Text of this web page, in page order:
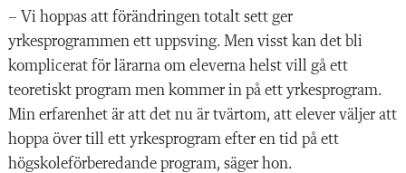
– Vi hoppas att förändringen totalt sett ger
yrkesprogrammen ett uppsving. Men visst kan det bli
komplicerat för lärarna om eleverna helst vill gå ett
teoretiskt program men kommer in på ett yrkesprogram.
Min erfarenhet är att det nu är tvärtom, att elever väljer att
hoppa över till ett yrkesprogram efter en tid på ett
högskoleförberedande program, säger hon.